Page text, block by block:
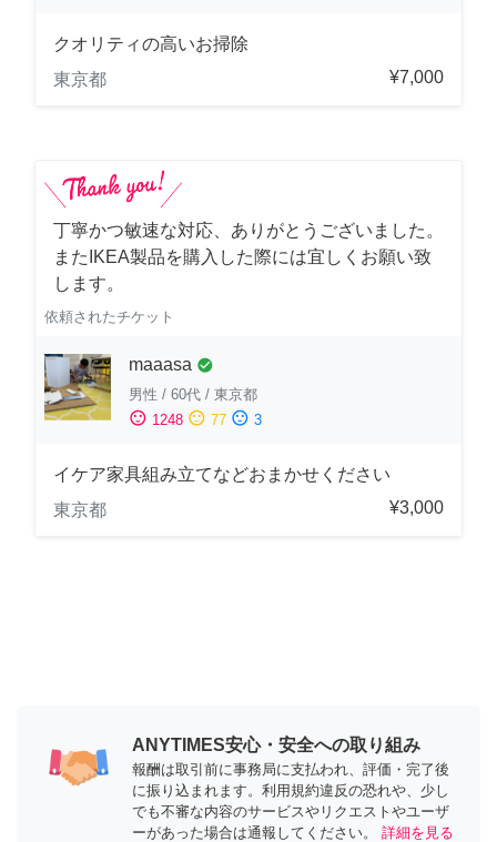
クオリティの高いお掃除
東京都
¥7,000
丁寧かつ敏速な対応、ありがとうございました。
またIKEA製品を購入した際には宜しくお願い致
します。
依頼されたチケット
maaasa check_circle
男性 / 60代 / 東京都
sentiment_satisfied 1248 sentiment_neutral 77 sentiment_dissatisfied 3
イケア家具組み立てなどおまかせください
東京都
¥3,000
ANYTIMES安心・安全への取り組み
報酬は取引前に事務局に支払われ、評価・完了後
に振り込まれます。利用規約違反の恐れや、少し
でも不審な内容のサービスやリクエストやユーザ
ーがあった場合は通報してください。
詳細を見る